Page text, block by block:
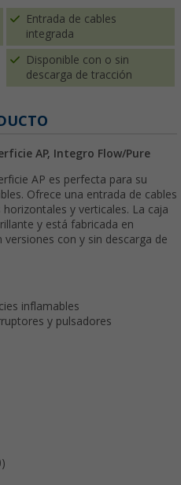
Entrada de cables
integrada
Disponible con o sin
descarga de tracción
AP, Integro Flow/Pure
AP es perfecta para su
Ofrece una entrada de cables
y verticales. La caja
y está fabricada en
con y sin descarga de
inflamables
y pulsadores